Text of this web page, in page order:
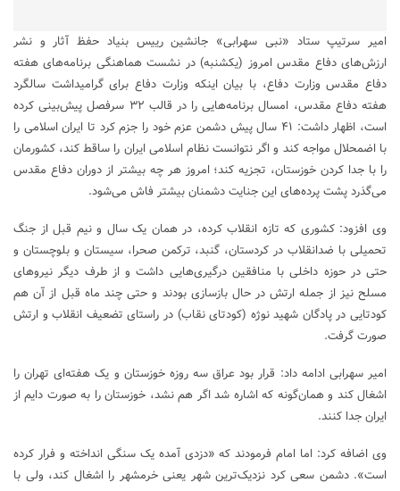
امیر سرتیپ ستاد «نبی سهرابی» جانشین رییس بنیاد حفظ آثار و نشر
ارزش‌های دفاع مقدس امروز (یکشنبه) در نشست هماهنگی برنامه‌های هفته
دفاع مقدس وزارت دفاع، با بیان اینکه وزارت دفاع برای گرامیداشت سالگرد
هفته دفاع مقدس، امسال برنامه‌هایی را در قالب ۳۲ سرفصل پیش‌بینی کرده
است، اظهار داشت: ۴۱ سال پیش دشمن عزم خود را جزم کرد تا ایران اسلامی را
با اضمحلال مواجه کند و اگر نتوانست نظام اسلامی ایران را ساقط کند، کشورمان
را با جدا کردن خوزستان، تجزیه کند؛ امروز هر چه بیشتر از دوران دفاع مقدس
می‌گذرد پشت پرده‌های این جنایت دشمنان بیشتر فاش می‌شود.
وی افزود: کشوری که تازه انقلاب کرده، در همان یک‌ سال و نیم قبل از جنگ
تحمیلی با ضدانقلاب در کردستان، گنبد، ترکمن صحرا، سیستان و بلوچستان و
حتی در حوزه داخلی با منافقین درگیری‌هایی داشت و از طرف دیگر نیرو‌های
مسلح نیز از جمله ارتش در حال بازسازی بودند و حتی چند ماه قبل از آن هم
کودتایی در پادگان شهید نوژه (کودتای نقاب) در راستای تضعیف انقلاب و ارتش
صورت گرفت.
امیر سهرابی ادامه داد: قرار بود عراق سه روزه خوزستان و یک هفته‌ای تهران را
اشغال کند و همان‌گونه که اشاره شد اگر هم نشد، خوزستان را به صورت دایم از
ایران‌ جدا کنند.
وی اضافه کرد: اما امام فرمودند که «دزدی آمده یک سنگی انداخته و فرار کرده
است». دشمن سعی کرد نزدیک‌ترین شهر یعنی‌ خرمشهر را اشغال کند، ولی با